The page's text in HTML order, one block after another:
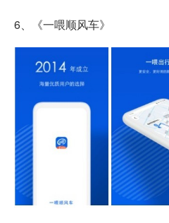
6、《一喂顺风车》